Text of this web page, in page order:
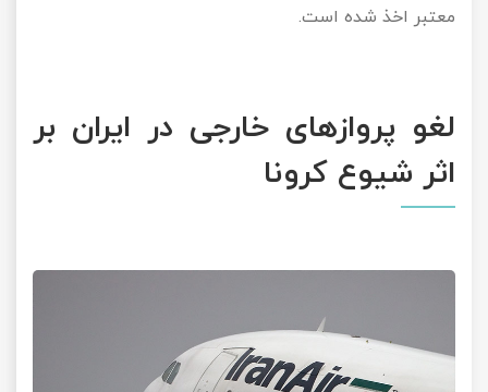
معتبر اخذ شده است.
لغو پروازهای خارجی در ایران بر
اثر شیوع کرونا
تور اصفهان
تور آفرود